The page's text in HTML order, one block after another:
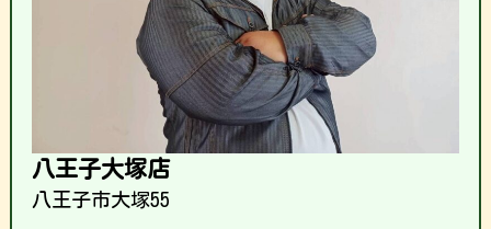
八王子大塚店
八王子市大塚55